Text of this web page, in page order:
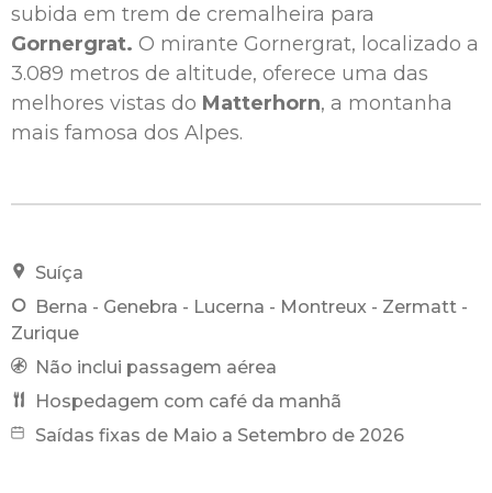
subida em trem de cremalheira para
Gornergrat. O mirante Gornergrat, localizado a
3.089 metros de altitude, oferece uma das
melhores vistas do Matterhorn, a montanha
mais famosa dos Alpes.
Suíça
Berna - Genebra - Lucerna - Montreux - Zermatt -
Zurique
Não inclui passagem aérea
Hospedagem com café da manhã
Saídas fixas de Maio a Setembro de 2026